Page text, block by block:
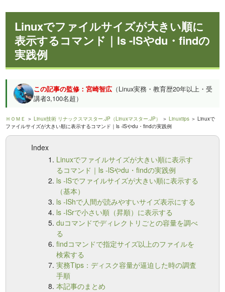
Linuxでファイルサイズが大きい順に
表示するコマンド｜ls -lSやdu・findの
実践例
この記事の監修：宮崎智広 （Linux実務・教育歴20年以上・受
講者3,100名超）
ＨＯＭＥ ＞Linux技術 リナックスマスター.JP（Linuxマスター.JP） ＞Linuxtips ＞ Linuxで
ファイルサイズが大きい順に表示するコマンド｜ls -lSやdu・findの実践例
Index
Linuxでファイルサイズが大きい順に表示す
るコマンド｜ls -lSやdu・findの実践例
ls -lSでファイルサイズが大きい順に表示する
（基本）
ls -lShで人間が読みやすいサイズ表示にする
ls -lSrで小さい順（昇順）に表示する
duコマンドでディレクトリごとの容量を調べ
る
findコマンドで指定サイズ以上のファイルを
検索する
実務Tips：ディスク容量が逼迫した時の調査
手順
本記事のまとめ